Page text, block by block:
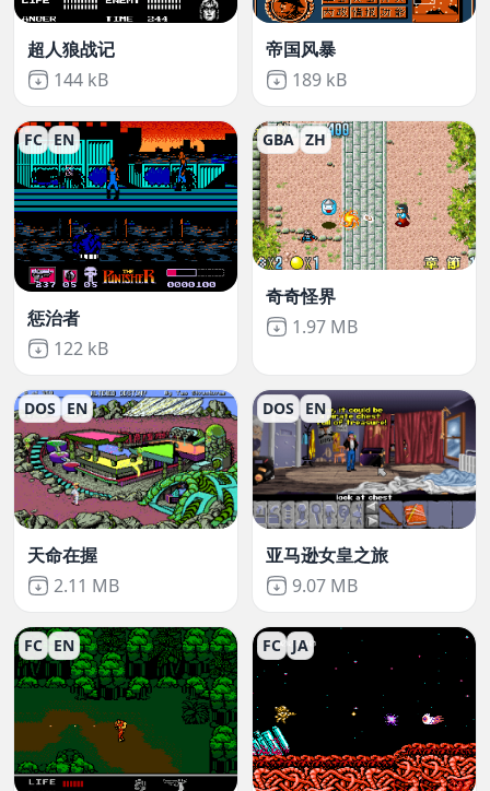
超人狼战记
Not downloaded
144 kB
帝国风暴
Not downloaded
189 kB
FC EN
惩治者
Not downloaded
122 kB
GBA ZH
奇奇怪界
Not downloaded
1.97 MB
DOS EN
天命在握
Not downloaded
2.11 MB
DOS EN
亚马逊女皇之旅
Not downloaded
9.07 MB
FC EN FC JA